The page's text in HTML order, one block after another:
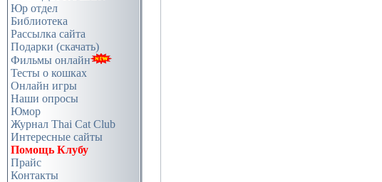
Юр отдел
Библиотека
Рассылка сайта
Подарки (скачать)
Фильмы онлайн
Тесты о кошках
Онлайн игры
Наши опросы
Юмор
Журнал Thai Cat Club
Интересные сайты
Помощь Клубу
Прайс
Контакты